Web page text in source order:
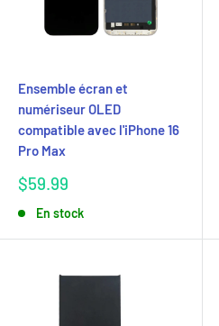
Ensemble écran et
numériseur OLED
compatible avec l'iPhone 16
Pro Max
Prix
$59.99
En stock